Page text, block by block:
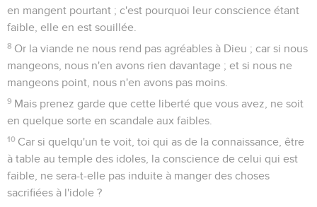
en mangent pourtant ; c'est pourquoi leur conscience étant
faible, elle en est souillée.
8 Or la viande ne nous rend pas agréables à Dieu ; car si nous
mangeons, nous n'en avons rien davantage ; et si nous ne
mangeons point, nous n'en avons pas moins.
9 Mais prenez garde que cette liberté que vous avez, ne soit
en quelque sorte en scandale aux faibles.
10 Car si quelqu'un te voit, toi qui as de la connaissance, être
à table au temple des idoles, la conscience de celui qui est
faible, ne sera-t-elle pas induite à manger des choses
sacrifiées à l'idole ?